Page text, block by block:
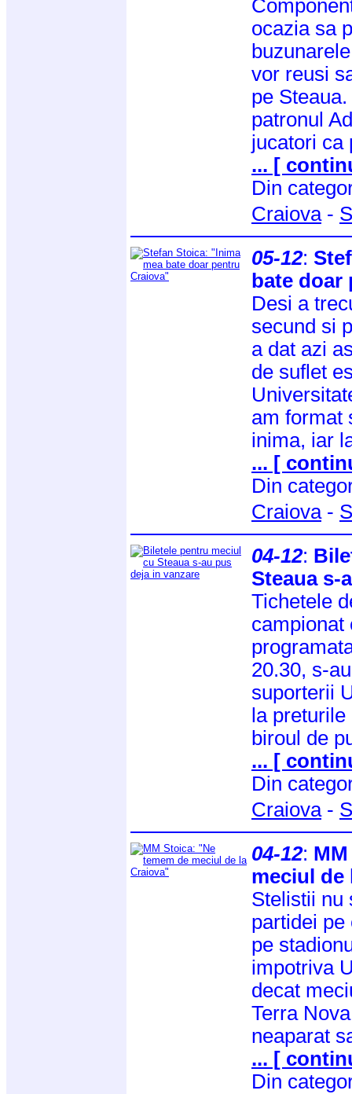
ocazia sa
vor reusi
pe
patronul
jucatori ca
... [
Din
Craiova-
05-12:
bate doar
Desi a
secund si
a dat azi
de suflet
am format
inima, iar
... [
Din
Craiova-
04-12:
Steaua s-
Tichetele
campionat
20.30, s-
suporterii
la
biroul de
... [
Din
Craiova-
04-12:
meciul de
Stelistii nu
partidei pe
pe
impotriva
decat
Terra
neaparat
... [
Din